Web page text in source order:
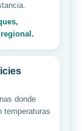
donde
temperaturas